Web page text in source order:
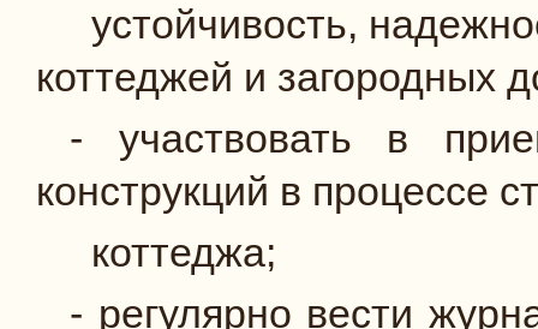
устойчивость,
коттеджей и загородных
- участвовать в
конструкций в процессе
коттеджа;
- регулярно вести